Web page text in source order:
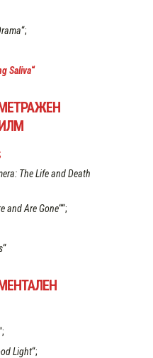
“;
Saliva“
The Life and Death
and Are Gone““;
“
Light“;